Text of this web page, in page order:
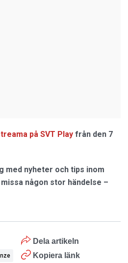
på SVT Play från den 7
med nyheter och tips inom
någon stor händelse –
Dela artikeln
Kopiera länk